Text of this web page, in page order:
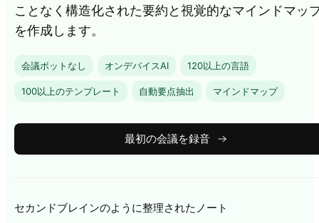
ことなく構造化された要約と視覚的なマインドマッ
を作成します。
会議ボットなし オンデバイスAI 120以上の言語
100以上のテンプレート 自動要点抽出 マインドマップ
最初の会議を録音
セカンドブレインのように整理されたノート